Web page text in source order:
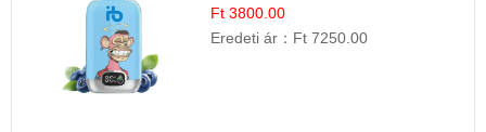
Ft 3800.00
Eredeti ár： Ft 7250.00